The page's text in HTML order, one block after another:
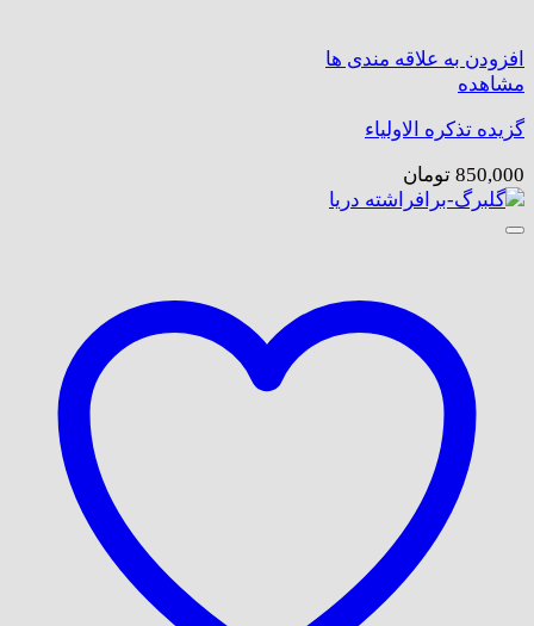
افزودن به علاقه مندی ها
مشاهده
گزیده تذکره الاولیاء
850,000 تومان